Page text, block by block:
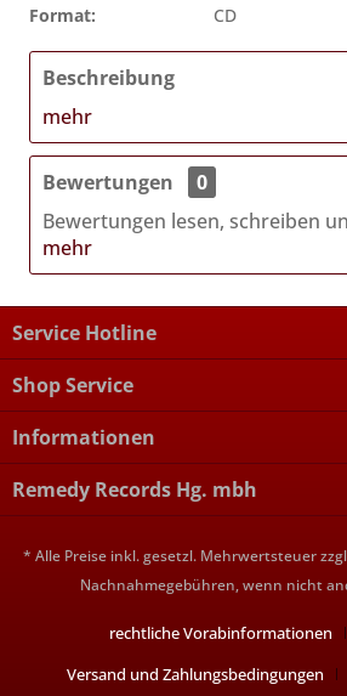
Format:
CD
Beschreibung
mehr
Bewertungen
0
Bewertungen lesen, schreiben
mehr
Service Hotline
Shop Service
Informationen
Remedy Records Hg. mbh
* Alle Preise inkl. gesetzl. Mehrwertsteuer
Nachnahmegebühren, wenn nicht
rechtliche Vorabinformationen
Versand und Zahlungsbedingungen